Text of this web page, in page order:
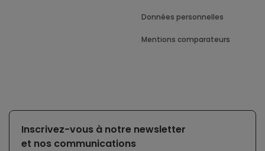
Données personnelles
Mentions comparateurs
Inscrivez-vous à notre newsletter
et nos communications